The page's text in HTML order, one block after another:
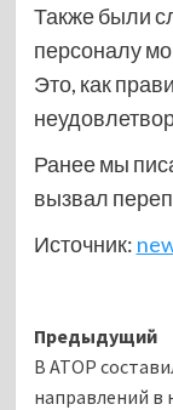
Также были
персоналу
Это, как
Ранее мы
вызвал
Источник:
записи
Предыдущий
В АТОР
направлений в